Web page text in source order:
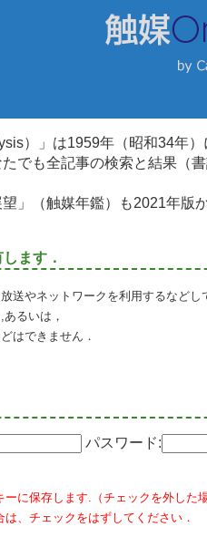
）」は1959年（昭和34年
でも全記事の検索と結果（
」（触媒年鑑）も2021年
ます．
送やネットワークを利用するなど
るいは，
はできません．
パスワード:
ーに保存します.（チェックを外した
、チェックをはずしてください．